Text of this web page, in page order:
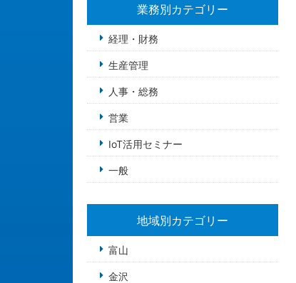
業務別カテゴリー
経理・財務
生産管理
人事・総務
営業
IoT活用セミナー
一般
地域別カテゴリー
富山
金沢